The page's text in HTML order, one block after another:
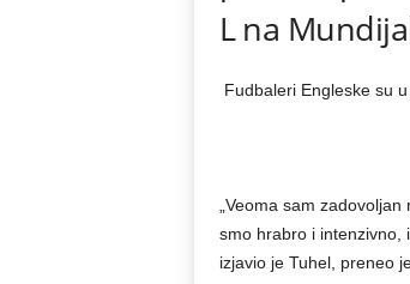
i
L na
Fudbaleri Engleske su
„Veoma sam
smo hrabro i intenzivno,
izjavio je Tuhel, preneo